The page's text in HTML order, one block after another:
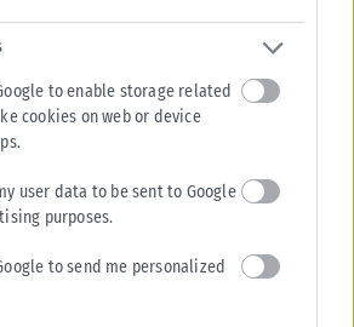
to enable storage related
cookies on web or device
user data to be sent to Google
purposes.
to send me personalized